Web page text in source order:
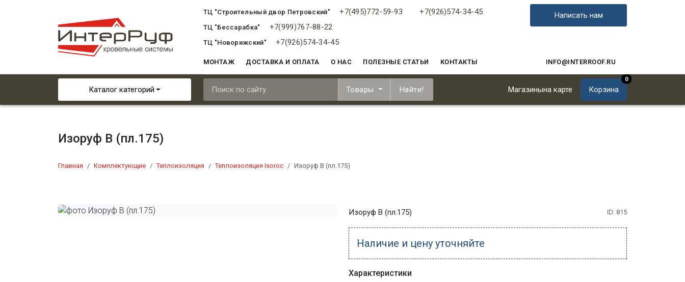
ТЦ "Строительный двор Петровский" +7(495)772-59-93 +7(926)574-34-45
ТЦ "Бессарабка" +7(999)767-88-22
ТЦ "Новорижский" +7(926)574-34-45
Написать нам
МОНТАЖ ДОСТАВКА И ОПЛАТА О НАС ПОЛЕЗНЫЕ СТАТЬИ КОНТАКТЫ INFO@INTERROOF.RU
Каталог категорий Товары Найти! Магазинына карте Корзина
0
Изоруф В (пл.175)
Главная Комплектующие Теплоизоляция Теплоизоляция Isoroc Изоруф В (пл.175)
Изоруф В (пл.175) ID: 815
Наличие и цену уточняйте
Характеристики